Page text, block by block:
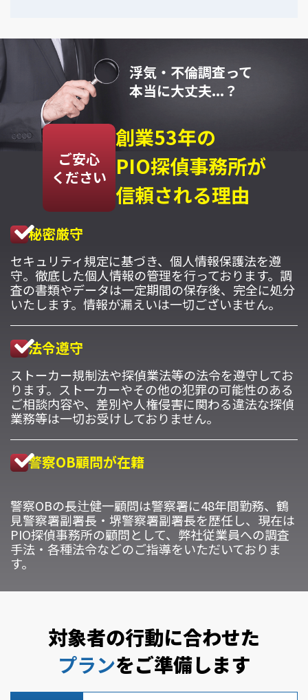
浮気・不倫調査って
本当に大丈夫...？
ご安心
ください
創業53年の
PIO探偵事務所が
信頼される理由
秘密厳守
セキュリティ規定に基づき、個人情報保護法を遵
守。徹底した個人情報の管理を行っております。調
査の書類やデータは一定期間の保存後、完全に処分
いたします。情報が漏えいは一切ございません。
法令遵守
ストーカー規制法や探偵業法等の法令を遵守してお
ります。ストーカーやその他の犯罪の可能性のある
ご相談内容や、差別や人権侵害に関わる違法な探偵
業務等は一切お受けしておりません。
警察OB顧問が在籍
警察OBの長辻健一顧問は警察署に48年間勤務、鶴
見警察署副署長・堺警察署副署長を歴任し、現在は
PIO探偵事務所の顧問として、弊社従業員への調査
手法・各種法令などのご指導をいただいておりま
す。
対象者の行動に合わせた
プランをご準備します